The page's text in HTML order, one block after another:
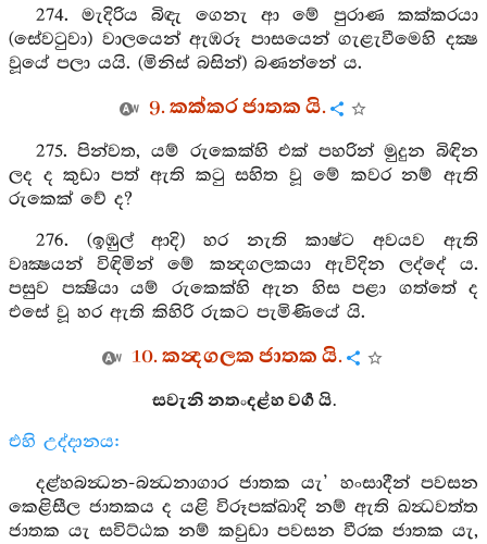
274. මැදිරිය බිඳැ ගෙනැ ආ මේ පුරාණ කක්කරයා
(සේවටුවා) වාලයෙන් ඇඹරූ පාසයෙන් ගැළැවීමෙහි දක්‍ෂ
වූයේ පලා යයි. (මිනිස් බසින්) බණන්නේ ය.
9. කක්කර ජාතක යි.
275. පින්වත, යම් රුකෙක්හි එක් පහරින් මුදුන බිඳින
ලද ද කුඩා පත් ඇති කටු සහිත වූ මේ කවර නම් ඇති
රුකෙක් වේ ද?
276. (ඉඹුල් ආදි) හර නැති කාෂ්ට අවයව ඇති
වෘක්‍ෂයන් විඳිමින් මේ කන්‍දගලකයා ඇවිදින ලද්දේ ය.
පසුව පක්‍ෂියා යම් රුකෙක්හි ඇන හිස පළා ගත්තේ ද
එසේ වූ හර ඇති කිහිරි රුකට පැමිණියේ යි.
10. කන්‍දගලක ජාතක යි.
සවැනි නතංදළ්හ වර්‍ග යි.
එහි උද්දානය:
දළ්හබන්‍ධන-බන්‍ධනාගාර ජාතක යැ’ හංසාදීන් පවසන
කෙළිසීල ජාතකය ද යළි විරූපක්ඛාදි නම් ඇති ඛන්‍ධවත්ත
ජාතක යැ සවිට්ඨක නම් කවුඩා පවසන වීරක ජාතක යැ,